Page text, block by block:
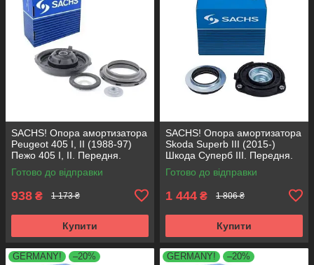
SACHS! Опора амортизатора
Peugeot 405 I, II (1988-97)
Пежо 405 I, II. Передня.
SM1553 , 803023 , KB659.36 ,
VKDA35336
Готово до відправки
938 ₴ 1 173 ₴
Купити
SACHS! Опора амортизатора
Skoda Superb III (2015-)
Шкода Суперб III. Передня.
803024 , KB657.27 ,
VKDA35167
Готово до відправки
1 444 ₴ 1 806 ₴
Купити
GERMANY! –20% GERMANY! –20%